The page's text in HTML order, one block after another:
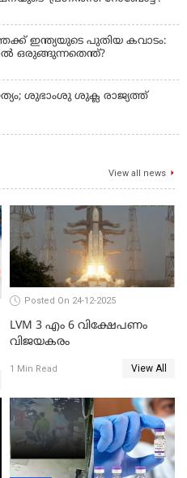
ഇന്ത്യയുടെ പുതിയ കവാടം:
ഒരുങ്ങുന്നതെന്ത്?
ശുഭാംശു ശുക്ല രാജ്യത്ത്
View all news
Posted On 24-12-2025
LVM 3 എം 6 വിക്ഷേപണം
വിജയകരം
1 Min Read View All